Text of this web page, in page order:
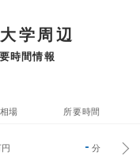
学周辺
時間情報
場 所要時間
- 分